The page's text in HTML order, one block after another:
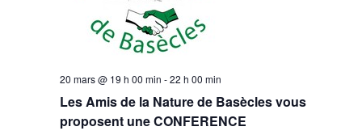
20 mars @ 19 h 00 min -22 h 00 min
Les Amis de la Nature de Basècles vous
proposent une CONFERENCE